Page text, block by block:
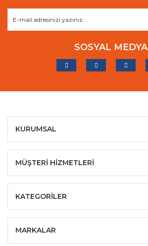
SOSYAL MEDYA
KURUMSAL
MÜŞTERİ HİZMETLERİ
KATEGORİLER
MARKALAR